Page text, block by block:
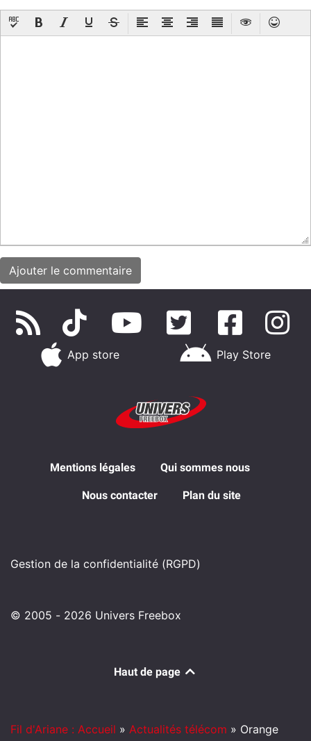
App store Play Store
Mentions légales Qui sommes nous
Nous contacter Plan du site
Gestion de la confidentialité (RGPD)
© 2005 - 2026 Univers Freebox
Haut de page
Fil d'Ariane : Accueil » Actualités télécom » Orange